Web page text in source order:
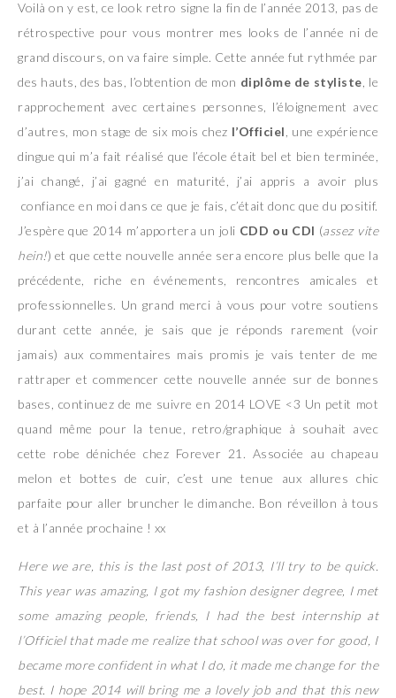
Voilà on y est, ce look retro signe la fin de l’année 2013, pas de
rétrospective pour vous montrer mes looks de l’année ni de
grand discours, on va faire simple. Cette année fut rythmée par
des hauts, des bas, l’obtention de mon diplôme de styliste , le
rapprochement avec certaines personnes, l’éloignement avec
d’autres, mon stage de six mois chez l’Officiel , une expérience
dingue qui m’a fait réalisé que l’école était bel et bien terminée,
j’ai changé, j’ai gagné en maturité, j’ai appris a avoir plus
confiance en moi dans ce que je fais, c’était donc que du positif.
J’espère que 2014 m’apportera un joli CDD ou CDI (assez vite
hein!) et que cette nouvelle année sera encore plus belle que la
précédente, riche en événements, rencontres amicales et
professionnelles. Un grand merci à vous pour votre soutiens
durant cette année, je sais que je réponds rarement (voir
jamais) aux commentaires mais promis je vais tenter de me
rattraper et commencer cette nouvelle année sur de bonnes
bases, continuez de me suivre en 2014 LOVE <3 Un petit mot
quand même pour la tenue, retro/graphique à souhait avec
cette robe dénichée chez Forever 21. Associée au chapeau
melon et bottes de cuir, c’est une tenue aux allures chic
parfaite pour aller bruncher le dimanche. Bon réveillon à tous
et à l’année prochaine ! xx
Here we are, this is the last post of 2013, I’ll try to be quick.
This year was amazing, I got my fashion designer degree, I met
some amazing people, friends, I had the best internship at
l’Officiel that made me realize that school was over for good, I
became more confident in what I do, it made me change for the
best. I hope 2014 will bring me a lovely job and that this new